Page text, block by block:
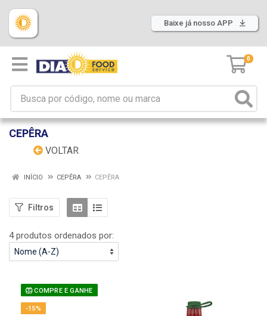
Baixe já nosso APP
0
CEPÊRA
VOLTAR
INÍCIO CEPÊRA CEPÊRA
Filtros
4 produtos ordenados por:
COMPRE E GANHE
-15%